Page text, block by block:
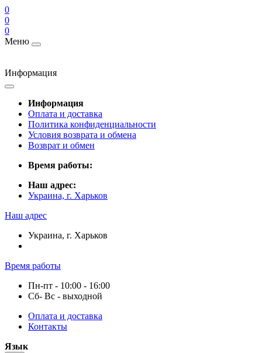
0
0
0
Меню
Информация
Информация
Оплата и доставка
Политика конфиденциальности
Условия возврата и обмена
Возврат и обмен
Время работы:
Наш адрес:
Украина, г. Харьков
Наш адрес
Украина, г. Харьков
Время работы
Пн-пт - 10:00 - 16:00
Сб- Вс - выходной
Оплата и доставка
Контакты
Язык